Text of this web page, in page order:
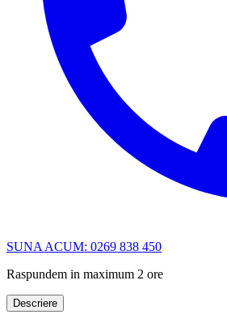
SUNA ACUM: 0269 838 450
Raspundem in maximum 2 ore
Descriere